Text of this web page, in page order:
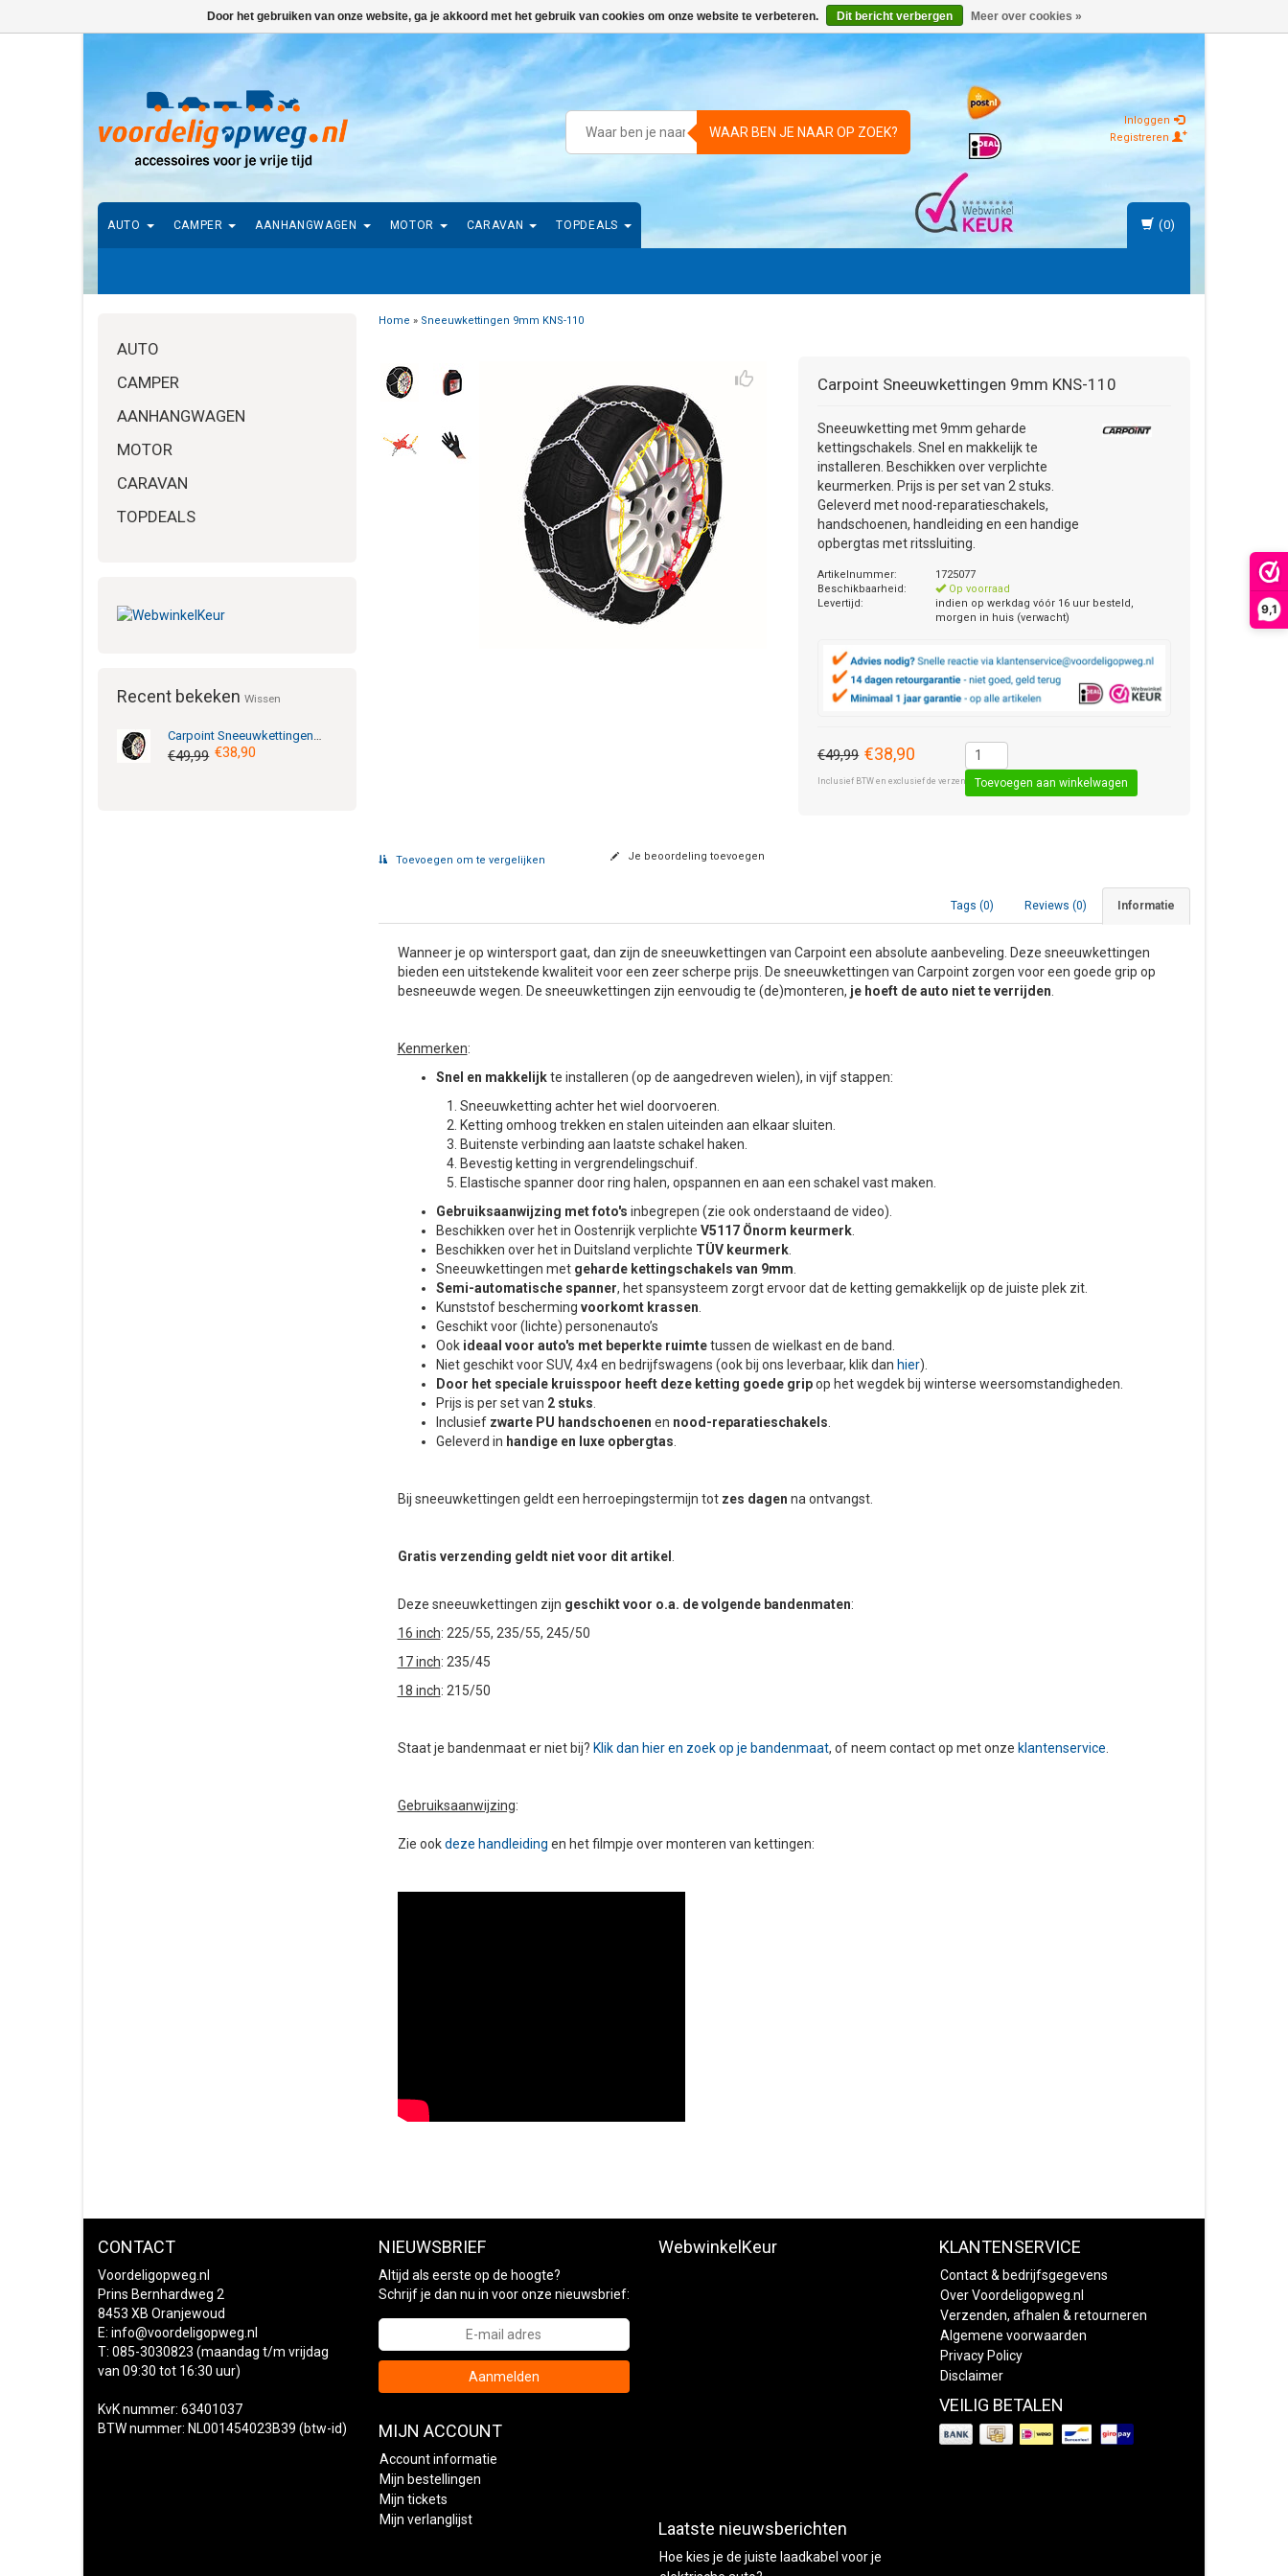
9,1
WAAR BEN JE NAAR OP ZOEK?
Inloggen
Registreren
AUTO CAMPER AANHANGWAGEN MOTOR CARAVAN TOPDEALS (0)
AUTO
CAMPER
AANHANGWAGEN
MOTOR
CARAVAN
TOPDEALS
Recent bekeken Wissen
Carpoint Sneeuwkettingen 9mm KNS-110
€49,99 €38,90
Home » Sneeuwkettingen 9mm KNS-110
Carpoint Sneeuwkettingen 9mm KNS-110
Sneeuwketting met 9mm geharde
kettingschakels. Snel en makkelijk te
installeren. Beschikken over verplichte
keurmerken. Prijs is per set van 2 stuks.
Geleverd met nood-reparatieschakels,
handschoenen, handleiding en een handige
opbergtas met ritssluiting.
Artikelnummer:
1725077
Beschikbaarheid:
Op voorraad
Levertijd:
indien op werkdag vóór 16 uur besteld,
morgen in huis (verwacht)
€49,99 €38,90
Inclusief BTW en exclusief de verzendkosten € 8,50 (standaard pakket).
Toevoegen om te vergelijken Je beoordeling toevoegen
Informatie
Reviews (0)
Tags (0)
Wanneer je op wintersport gaat, dan zijn de sneeuwkettingen van Carpoint een absolute aanbeveling. Deze sneeuwkettingen
bieden een uitstekende kwaliteit voor een zeer scherpe prijs. De sneeuwkettingen van Carpoint zorgen voor een goede grip op
besneeuwde wegen. De sneeuwkettingen zijn eenvoudig te (de)monteren, je hoeft de auto niet te verrijden
Kenmerken:
Snel en makkelijkte installeren (op de aangedreven wielen), in vijf stappen:
Sneeuwketting achter het wiel doorvoeren.
Ketting omhoog trekken en stalen uiteinden aan elkaar sluiten.
Buitenste verbinding aan laatste schakel haken.
Bevestig ketting in vergrendelingschuif.
Elastische spanner door ring halen, opspannen en aan een schakel vast maken.
Gebruiksaanwijzing met foto's inbegrepen (zie ook onderstaand de video).
Beschikken over het in Oostenrijk verplichte V5117 Önorm keurmerk.
Beschikken over het in Duitsland verplichte TÜV keurmerk.
Sneeuwkettingen met geharde kettingschakels van 9mm
Semi-automatische spanner, het spansysteem zorgt ervoor dat de ketting gemakkelijk op de juiste plek zit.
Kunststof bescherming voorkomt krassen
Geschikt voor (lichte) personenauto’s
Ookideaal voor auto's met beperkte ruimtetussen de wielkast en de band.
Niet geschikt voor SUV, 4x4 en bedrijfswagens (ook bij ons leverbaar, klik dan hier).
Door het speciale kruisspoor heeft deze ketting goede gripop het wegdek bij winterse weersomstandigheden.
Prijs is per set van 2 stuks
Inclusief zwarte PU handschoenen en nood-reparatieschakels
Geleverd in handige en luxe opbergtas
Bij sneeuwkettingen geldt een herroepingstermijn tot zes dagen na ontvangst.
Gratis verzending geldt niet voor dit artikel
Deze sneeuwkettingen zijn geschikt voor o.a. de volgende bandenmaten:
16 inch: 225/55, 235/55, 245/50
17 inch: 235/45
18 inch: 215/50
Staat je bandenmaat er niet bij? Klik dan hier en zoek op je bandenmaat, of neem contact op met onze klantenservice
Gebruiksaanwijzing:
Zie ookdeze handleiding en het filmpje over monteren van kettingen:
CONTACT
Voordeligopweg.nl
Prins Bernhardweg 2
8453 XB Oranjewoud
E: info@voordeligopweg.nl
T: 085-3030823 (maandag t/m vrijdag
van 09:30 tot 16:30 uur)
KvK nummer: 63401037
BTW nummer: NL001454023B39 (btw-id)
NIEUWSBRIEF
Altijd als eerste op de hoogte?
Schrijf je dan nu in voor onze nieuwsbrief:
Aanmelden
MIJN ACCOUNT
Account informatie
Mijn bestellingen
Mijn tickets
Mijn verlanglijst
WebwinkelKeur
Laatste nieuwsberichten
Hoe kies je de juiste laadkabel voor je
KLANTENSERVICE
Contact & bedrijfsgegevens
Over Voordeligopweg.nl
Verzenden, afhalen & retourneren
Algemene voorwaarden
Privacy Policy
Disclaimer
VEILIG BETALEN
Door het gebruiken van onze website, ga je akkoord met het gebruik van cookies om onze website te verbeteren. Dit bericht verbergen Meer over cookies »